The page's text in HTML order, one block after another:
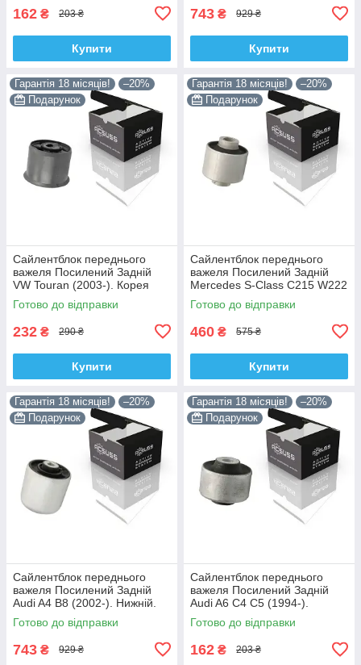
162 ₴ 203 ₴
Купити
743 ₴ 929 ₴
Купити
Гарантія 18 місяців!
–20%
Подарунок
Сайлентблок переднього
важеля Посилений Задній
VW Touran (2003-). Корея
ACSUSS! 34559 , JBU602 ,
VKDS331037
Готово до відправки
232 ₴ 290 ₴
Купити
Гарантія 18 місяців!
–20%
Подарунок
Сайлентблок переднього
важеля Посилений Задній
Mercedes S-Class C215 W222
W220 V220 (1998-). Корея
ACSUSS! 28744 , TD4208W ,
Готово до відправки
460 ₴ 575 ₴
Купити
Гарантія 18 місяців!
–20%
Подарунок
Сайлентблок переднього
важеля Посилений Задній
Audi A4 B8 (2002-). Нижній.
Корея ACSUSS! 4H0407183 ,
TD1247W , VKDS331074
Готово до відправки
743 ₴ 929 ₴
Гарантія 18 місяців!
–20%
Подарунок
Сайлентблок переднього
важеля Посилений Задній
Audi A6 C4 C5 (1994-).
Верхній. Корея ACSUSS!
35379 , JBU138 , TD1062W
Готово до відправки
162 ₴ 203 ₴